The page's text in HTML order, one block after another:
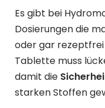
Es gibt bei
Dosierungen die
oder gar
Tablette muss
damit die
starken Stoffen